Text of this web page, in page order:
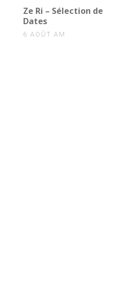
0
Ze Ri – Sélection de
Dates
6 AOÛT AM